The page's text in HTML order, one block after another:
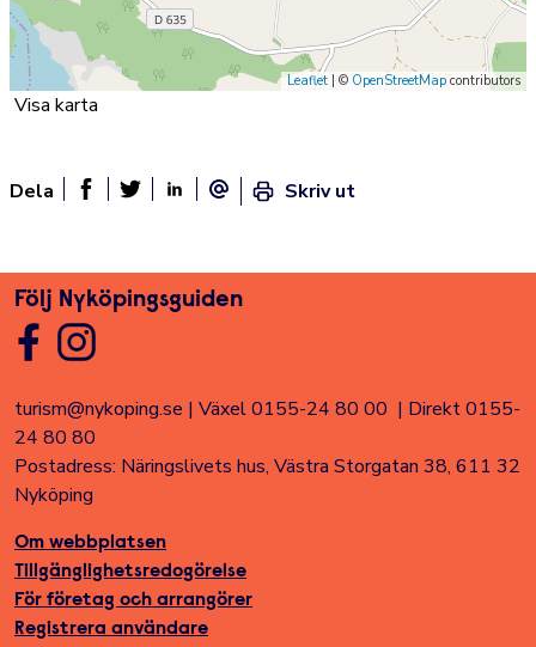
Leaflet | © OpenStreetMapcontributors
Visa karta
Dela
Dela sidan på Facebook
E-post
Skriv ut
Följ Nyköpingsguiden
turism@nykoping.se | Växel 0155-24 80 00 | Direkt 0155-
24 80 80
Postadress: Näringslivets hus, Västra Storgatan 38, 611 32
Nyköping
Om webbplatsen
Tillgänglighetsredogörelse
För företag och arrangörer
Registrera användare